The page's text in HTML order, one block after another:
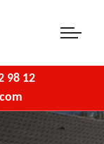
98 12